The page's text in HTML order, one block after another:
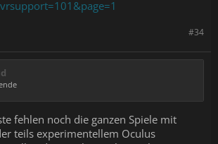
#34
fehlen noch die ganzen Spiele mit
teils experimentellem Oculus